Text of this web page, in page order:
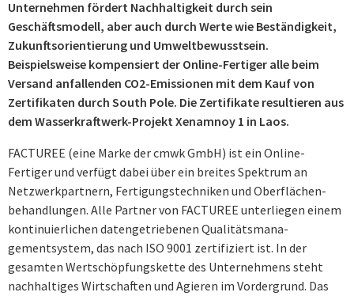
Unternehmen fördert Nachhaltigkeit durch sein
Geschäftsmodell, aber auch durch Werte wie Beständigkeit,
Zukunftsorientierung und Umweltbewusstsein.
Beispielsweise kompensiert der Online-Fertiger alle beim
Versand anfallenden CO2-Emissionen mit dem Kauf von
Zertifikaten durch South Pole. Die Zertifikate resultieren aus
dem Wasserkraftwerk-Projekt Xenamnoy 1 in Laos.
FACTUREE (eine Marke der cmwk GmbH) ist ein Online-
Fertiger und verfügt dabei über ein breites Spektrum an
Netzwerk­part­nern, Fertigungs­techni­ken und Oberflächen­
behandlungen. Alle Partner von FACTUREE unterliegen einem
kontinuierlichen daten­getrie­benen Quali­tätsmana­
gementsystem, das nach ISO 9001 zertifiziert ist. In der
gesamten Wertschöpfungs­kette des Unternehmens steht
nachhaltiges Wirtschaften und Agieren im Vordergrund. Das